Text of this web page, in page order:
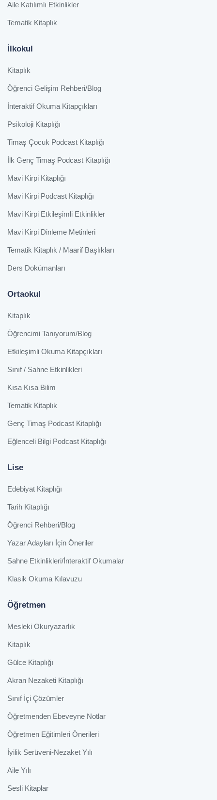
Aile Katılımlı Etkinlikler
Tematik Kitaplık
İlkokul
Kitaplık
Öğrenci Gelişim Rehberi/Blog
İnteraktif Okuma Kitapçıkları
Psikoloji Kitaplığı
Timaş Çocuk Podcast Kitaplığı
İlk Genç Timaş Podcast Kitaplığı
Mavi Kirpi Kitaplığı
Mavi Kirpi Podcast Kitaplığı
Mavi Kirpi Etkileşimli Etkinlikler
Mavi Kirpi Dinleme Metinleri
Tematik Kitaplık / Maarif Başlıkları
Ders Dokümanları
Ortaokul
Kitaplık
Öğrencimi Tanıyorum/Blog
Etkileşimli Okuma Kitapçıkları
Sınıf / Sahne Etkinlikleri
Kısa Kısa Bilim
Tematik Kitaplık
Genç Timaş Podcast Kitaplığı
Eğlenceli Bilgi Podcast Kitaplığı
Lise
Edebiyat Kitaplığı
Tarih Kitaplığı
Öğrenci Rehberi/Blog
Yazar Adayları İçin Öneriler
Sahne Etkinlikleri/İnteraktif Okumalar
Klasik Okuma Kılavuzu
Öğretmen
Mesleki Okuryazarlık
Kitaplık
Gülce Kitaplığı
Akran Nezaketi Kitaplığı
Sınıf İçi Çözümler
Öğretmenden Ebeveyne Notlar
Öğretmen Eğitimleri Önerileri
İyilik Serüveni-Nezaket Yılı
Aile Yılı
Sesli Kitaplar